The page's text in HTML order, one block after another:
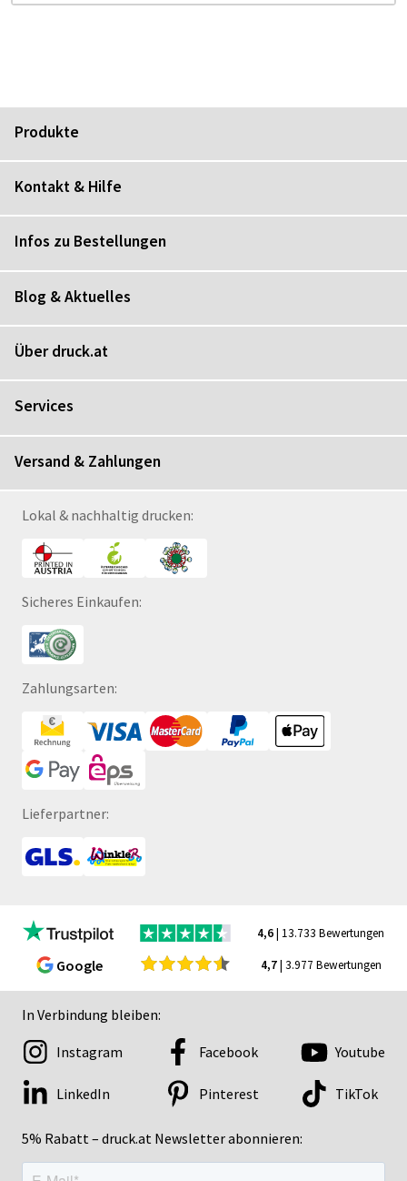
Produkte
Kontakt & Hilfe
Infos zu Bestellungen
Blog & Aktuelles
Über druck.at
Services
Versand & Zahlungen
Lokal & nachhaltig drucken:
Sicheres Einkaufen:
Zahlungsarten:
Lieferpartner:
4,6| 13.733 Bewertungen
Google 4,7| 3.977 Bewertungen
In Verbindung bleiben:
5% Rabatt – druck.at Newsletter abonnieren:
Instagram Facebook Youtube
LinkedIn Pinterest TikTok